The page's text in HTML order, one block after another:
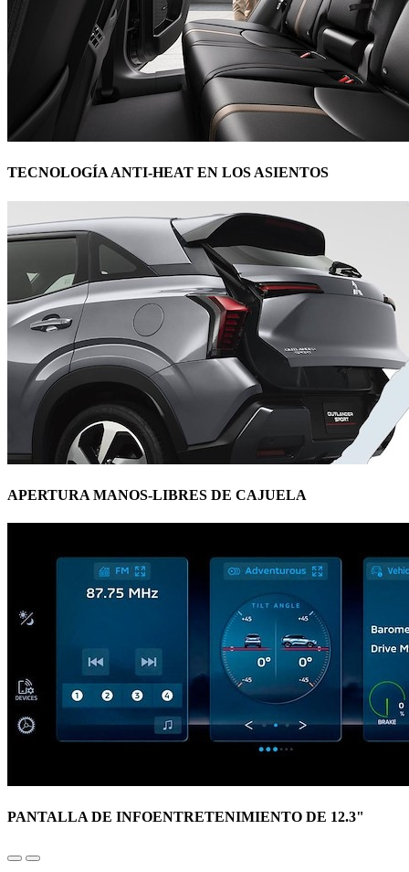
TECNOLOGÍA ANTI-HEAT EN LOS ASIENTOS
APERTURA MANOS-LIBRES DE CAJUELA
PANTALLA DE INFOENTRETENIMIENTO DE 12.3"